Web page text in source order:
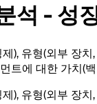
석 -
유형(외부 장
트에 대한 가치(
유형(외부 장